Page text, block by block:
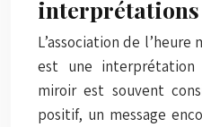
interprétations
L’association de l’heure
est une interprétation
miroir est souvent
positif, un message